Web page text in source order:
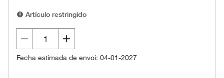
Artículo restringido
Fecha estimada de envoi: 04-01-2027